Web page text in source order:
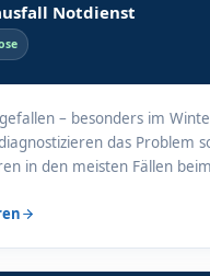
Notdienst
– besonders im
das Problem
in den meisten Fällen